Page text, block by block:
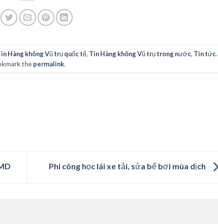
Hàng không Vũ trụ quốc tế, Tin Hàng không Vũ trụ trong nước, Tin tức.
the permalink.
Phi công học lái xe tải, sửa bể bơi mùa dịch